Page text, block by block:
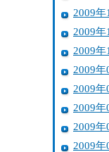
2009年
2009年
2009年
2009年
2009年
2009年
2009年
2009年